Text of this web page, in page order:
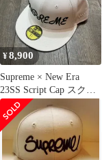
¥8,900
Supreme × New Era
23SS Script Cap スクリ
プトロゴキャップ 帽子
ニューエラ シュプリー
ム 91800A4